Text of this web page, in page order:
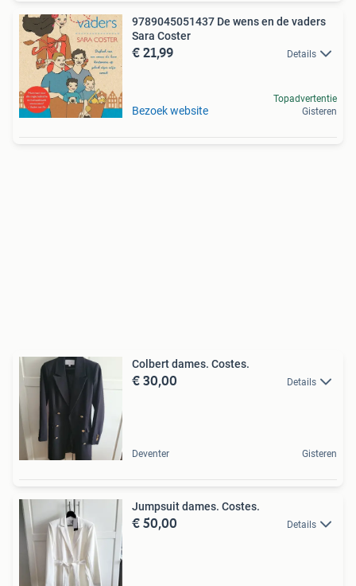
9789045051437 De wens en de vaders
Sara Coster
€ 21,99 Details
Bezoek website
Topadvertentie
Gisteren
Colbert dames. Costes.
€ 30,00 Details
Deventer Gisteren
Jumpsuit dames. Costes.
€ 50,00 Details